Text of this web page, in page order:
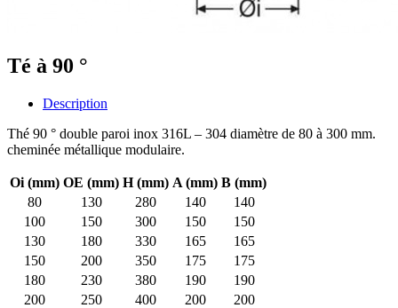
Té à 90 °
Description
Thé 90 ° double paroi inox 316L – 304 diamètre de 80 à 300 mm.
cheminée métallique modulaire.
Oi (mm) OE (mm) H (mm) A (mm) B (mm)
80
130 280 140
140
100
150 300 150
150
130
180 330 165
165
150
200 350 175
175
180
230 380 190
190
200
250 400 200
200